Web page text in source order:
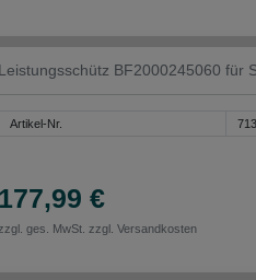
Leistungsschütz BF2000245060 für
Artikel-Nr.
177,99 €
zzgl. ges. MwSt. zzgl. Versandkosten